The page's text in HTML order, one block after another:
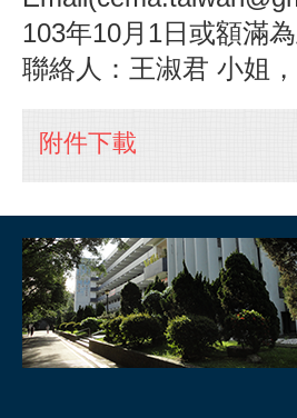
103年10月1日或額滿
聯絡人：王淑君 小姐
附件下載